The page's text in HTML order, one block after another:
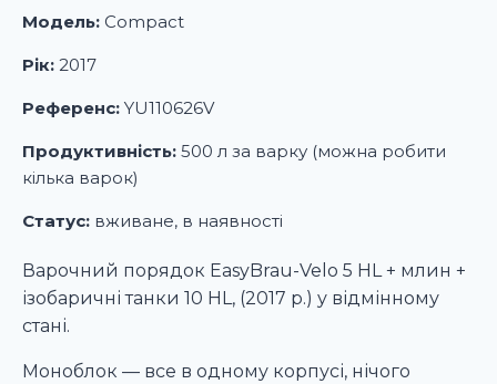
Модель: Compact
Рік: 2017
Референс: YU110626V
Продуктивність: 500 л за варку (можна робити
кілька варок)
Статус: вживане, в наявності
Варочний порядок EasyBrau-Velo 5 HL + млин +
ізобаричні танки 10 HL, (2017 р.) у відмінному
стані.
Моноблок — все в одному корпусі, нічого